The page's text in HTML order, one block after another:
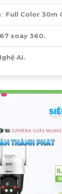
: Full Color 30m
xoay 360.
AI.